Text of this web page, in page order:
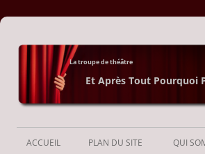
La troupe de théâtre
Et Après Tout Pourquoi
Aller
contenu
ACCUEIL PLAN DU SITE QUI